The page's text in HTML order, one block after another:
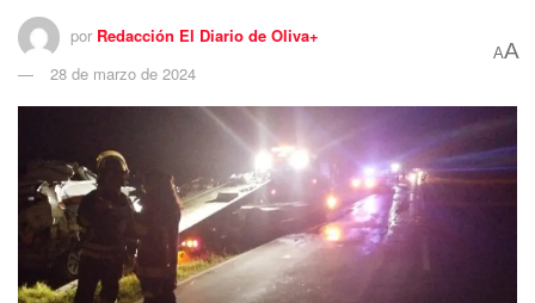
por Redacción El Diario de Oliva+
28 de marzo de 2024
AA